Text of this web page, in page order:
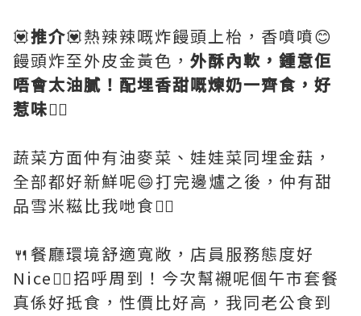
💟推介💟熱辣辣嘅炸饅頭上枱，香噴噴😊
饅頭炸至外皮金黃色， 外酥內軟，鍾意佢
唔會太油膩！配埋香甜嘅煉奶一齊食，好
惹味👍🏻
蔬菜方面仲有油麥菜、娃娃菜同埋金菇，
全部都好新鮮呢😄打完邊爐之後，仲有甜
品雪米糍比我哋食👍🏻
🍴餐廳環境舒適寬敞，店員服務態度好
Nice👍🏻招呼周到！今次幫襯呢個午市套餐
真係好抵食，性價比好高，我同老公食到